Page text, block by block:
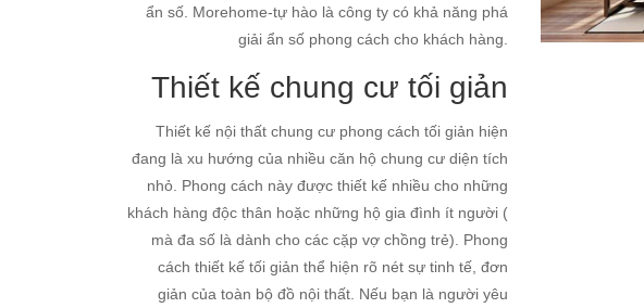
ẩn số. Morehome-tự hào là công ty có khả năng phá
giải ẩn số phong cách cho khách hàng.
Thiết kế chung cư tối giản
Thiết kế nội thất chung cư phong cách tối giản hiện
đang là xu hướng của nhiều căn hộ chung cư diện tích
nhỏ. Phong cách này được thiết kế nhiều cho những
khách hàng độc thân hoặc những hộ gia đình ít người (
mà đa số là dành cho các cặp vợ chồng trẻ). Phong
cách thiết kế tối giản thể hiện rõ nét sự tinh tế, đơn
giản của toàn bộ đồ nội thất. Nếu bạn là người yêu